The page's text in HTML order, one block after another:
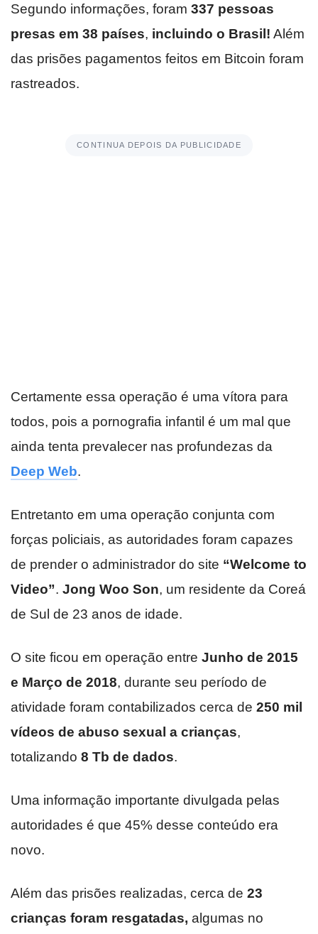
Segundo informações, foram 337 pessoas
presas em 38 países, incluindo o Brasil! Além
das prisões pagamentos feitos em Bitcoin foram
rastreados.
CONTINUA DEPOIS DA PUBLICIDADE
Certamente essa operação é uma vítora para
todos, pois a pornografia infantil é um mal que
ainda tenta prevalecer nas profundezas da
Deep Web.
Entretanto em uma operação conjunta com
forças policiais, as autoridades foram capazes
de prender o administrador do site “Welcome to
Video”. Jong Woo Son, um residente da Coreá
de Sul de 23 anos de idade.
O site ficou em operação entre Junho de 2015
e Março de 2018, durante seu período de
atividade foram contabilizados cerca de 250 mil
vídeos de abuso sexual a crianças,
totalizando 8 Tb de dados.
Uma informação importante divulgada pelas
autoridades é que 45% desse conteúdo era
novo.
Além das prisões realizadas, cerca de 23
crianças foram resgatadas, algumas no